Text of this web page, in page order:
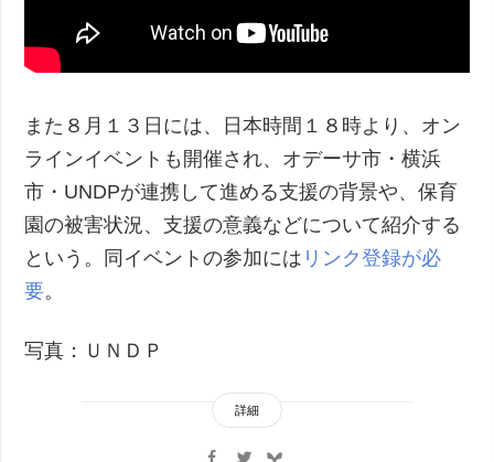
また８月１３日には、日本時間１８時より、オン
ラインイベントも開催され、オデーサ市・横浜
市・UNDPが連携して進める支援の背景や、保育
園の被害状況、支援の意義などについて紹介する
という。同イベントの参加には リンク登録が必
要。
写真：ＵＮＤＰ
詳細